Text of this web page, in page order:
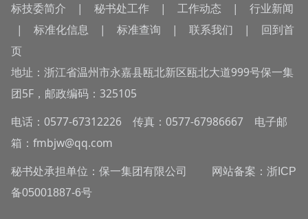
标技委简介 | 秘书处工作| 工作动态 | 行业新闻
|
标准化信息 | 标准查询 | 联系我们 | 回到首
页
地址：浙江省温州市永嘉县瓯北新区瓯北大道999号保一集
团5F，邮政编码：325105
电话：0577-67312226 传真：0577-67986667 电子邮
箱：fmbjw@qq.com
秘书处承担单位：保一集团有限公司 网站备案： 浙ICP
备05001887-6号